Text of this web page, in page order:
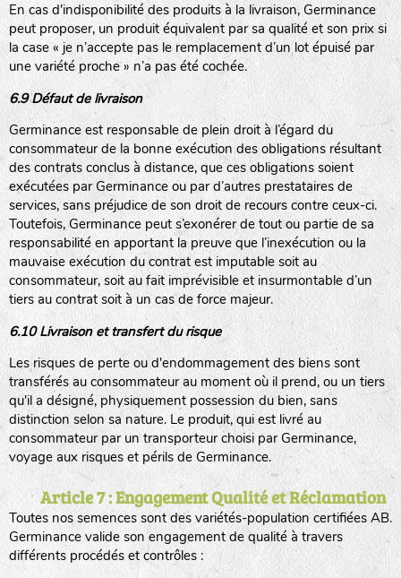
En cas d'indisponibilité des produits à la livraison, Germinance
peut proposer, un produit équivalent par sa qualité et son prix si
la case « je n’accepte pas le remplacement d’un lot épuisé par
une variété proche » n’a pas été cochée.
6.9 Défaut de livraison
Germinance est responsable de plein droit à l’égard du
consommateur de la bonne exécution des obligations résultant
des contrats conclus à distance, que ces obligations soient
exécutées par Germinance ou par d’autres prestataires de
services, sans préjudice de son droit de recours contre ceux-ci.
Toutefois, Germinance peut s’exonérer de tout ou partie de sa
responsabilité en apportant la preuve que l’inexécution ou la
mauvaise exécution du contrat est imputable soit au
consommateur, soit au fait imprévisible et insurmontable d’un
tiers au contrat soit à un cas de force majeur.
6.10 Livraison et transfert du risque
Les risques de perte ou d'endommagement des biens sont
transférés au consommateur au moment où il prend, ou un tiers
qu'il a désigné, physiquement possession du bien, sans
distinction selon sa nature. Le produit, qui est livré au
consommateur par un transporteur choisi par Germinance,
voyage aux risques et périls de Germinance.
Article 7 : Engagement Qualité et Réclamation
Toutes nos semences sont des variétés-population certifiées AB.
Germinance valide son engagement de qualité à travers
différents procédés et contrôles :